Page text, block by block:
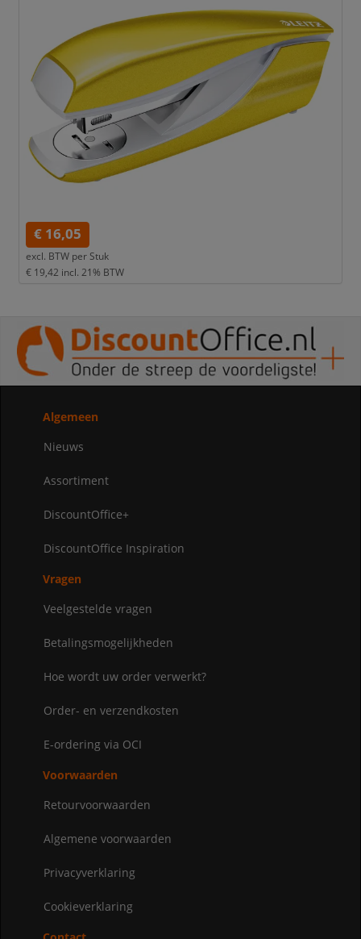
€ 16,05
excl. BTW per Stuk
€ 19,42 incl. 21% BTW
Algemeen
Nieuws
Assortiment
DiscountOffice+
DiscountOffice Inspiration
Vragen
Veelgestelde vragen
Betalingsmogelijkheden
Hoe wordt uw order verwerkt?
Order- en verzendkosten
E-ordering via OCI
Voorwaarden
Retourvoorwaarden
Algemene voorwaarden
Privacyverklaring
Cookieverklaring